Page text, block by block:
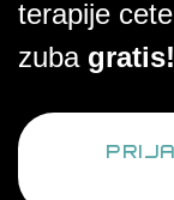
terapije
zuba gratis!